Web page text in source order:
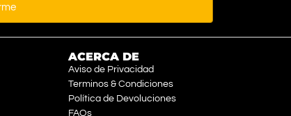
ACERCA DE
Aviso de Privacidad
Terminos & Condiciones
Política de Devoluciones
FAQs